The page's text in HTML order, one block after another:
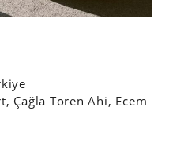
Çağla Tören Ahi, Ecem